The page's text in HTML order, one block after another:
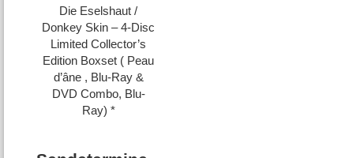
Die Eselshaut /​
Donkey Skin – 4-Disc
Limited Collector’s
Edition Boxset ( Peau
d’âne , Blu-Ray &
DVD Combo, Blu-
Ray)